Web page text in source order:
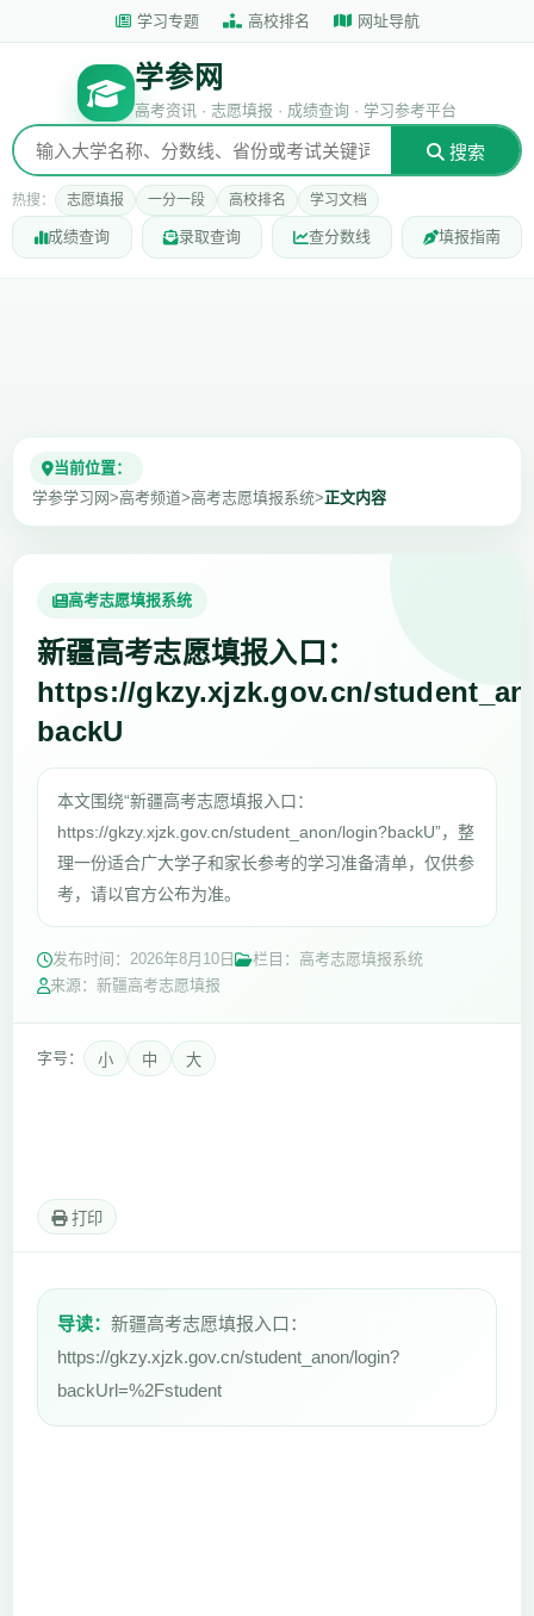
学习专题 高校排名 网址导航
学参网
高考资讯 · 志愿填报 · 成绩查询 · 学习参考平台
搜索
热搜： 志愿填报 一分一段 高校排名 学习文档
成绩查询 录取查询 查分数线 填报指南
当前位置：
学参学习网>高考频道>高考志愿填报系统>正文内容
高考志愿填报系统
新疆高考志愿填报入口：
https://gkzy.xjzk.gov.cn/
backU
本文围绕“新疆高考志愿填报入口：
https://gkzy.xjzk.gov.cn/student_anon/login?backU”，整
理一份适合广大学子和家长参考的学习准备清单，仅供参
考，请以官方公布为准。
发布时间： 2026年8月10日
栏目：高考志愿填报系统
来源：新疆高考志愿填报
字号： 小 中 大
打印
导读： 新疆高考志愿填报入口：
https://gkzy.xjzk.gov.cn/student_anon/login?
backUrl=%2Fstudent